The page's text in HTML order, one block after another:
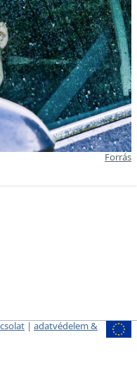
Forrás
| adatvédelem &